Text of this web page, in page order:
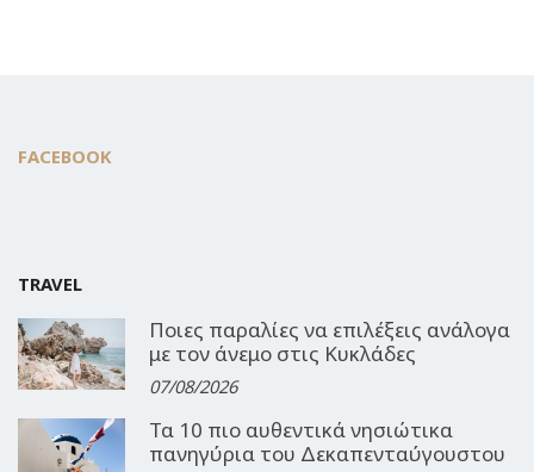
FACEBOOK
TRAVEL
Ποιες παραλίες να επιλέξεις ανάλογα
με τον άνεμο στις Κυκλάδες
07/08/2026
Τα 10 πιο αυθεντικά νησιώτικα
πανηγύρια του Δεκαπενταύγουστου